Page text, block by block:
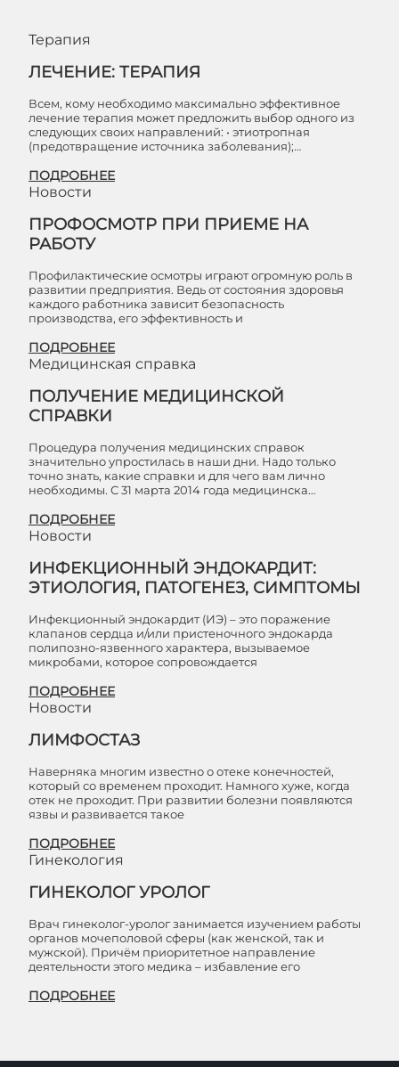
Терапия
ЛЕЧЕНИЕ: ТЕРАПИЯ
Всем, кому необходимо максимально эффективное
лечение терапия может предложить выбор одного из
следующих своих направлений: • этиотропная
(предотвращение источника заболевания);…
ПОДРОБНЕЕ
Новости
ПРОФОСМОТР ПРИ ПРИЕМЕ НА
РАБОТУ
Профилактические осмотры играют огромную роль в
развитии предприятия. Ведь от состояния здоровья
каждого работника зависит безопасность
производства, его эффективность и
ПОДРОБНЕЕ
Медицинская справка
ПОЛУЧЕНИЕ МЕДИЦИНСКОЙ
СПРАВКИ
Процедура получения медицинских справок
значительно упростилась в наши дни. Надо только
точно знать, какие справки и для чего вам лично
необходимы. С 31 марта 2014 года медицинска…
ПОДРОБНЕЕ
Новости
ИНФЕКЦИОННЫЙ ЭНДОКАРДИТ:
ЭТИОЛОГИЯ, ПАТОГЕНЕЗ, СИМПТОМЫ
Инфекционный эндокардит (ИЭ) – это поражение
клапанов сердца и/или пристеночного эндокарда
полипозно-язвенного характера, вызываемое
микробами, которое сопровождается
ПОДРОБНЕЕ
Новости
ЛИМФОСТАЗ
Наверняка многим известно о отеке конечностей,
который со временем проходит. Намного хуже, когда
отек не проходит. При развитии болезни появляются
язвы и развивается такое
ПОДРОБНЕЕ
Гинекология
ГИНЕКОЛОГ УРОЛОГ
Врач гинеколог-уролог занимается изучением работы
органов мочеполовой сферы (как женской, так и
мужской). Причём приоритетное направление
деятельности этого медика – избавление его
ПОДРОБНЕЕ